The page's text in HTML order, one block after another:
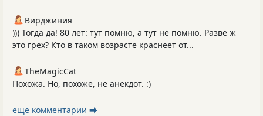
Вирджиния
))) Тогда да! 80 лет: тут помню, а тут не помню. Разве ж
это грех? Кто в таком возрасте краснеет от...
TheMagicCat
Похожа. Но, похоже, не анекдот. :)
ещё комментарии ⮕